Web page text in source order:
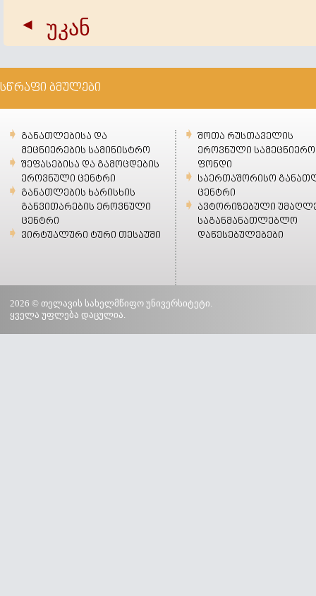
უკან
სწრაფი ბმულები
განათლებისა და
მეცნიერების სამინისტრო
შეფასებისა და გამოცდების
ეროვნული ცენტრი
განათლების ხარისხის
განვითარების ეროვნული
ცენტრი
ვირტუალური ტური თესაუში
შოთა რუსთაველის
ეროვნული სამეცნიერო
ფონდი
საერთაშორისო
ცენტრი
ავტორიზებული
საგანმანათლებლო
დაწესებულებები
2026 © თელავის სახელმწიფო უნივერსიტეტი.
ყველა უფლება დაცულია.